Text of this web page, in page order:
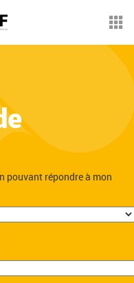
pouvant répondre à mon